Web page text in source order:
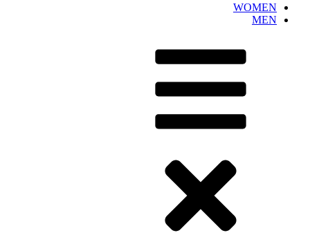
WOMEN
MEN